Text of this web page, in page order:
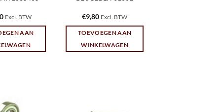
Excl. BTW
AAN
€9,80 Excl. BTW
TOEVOEGEN AAN
WINKELWAGEN